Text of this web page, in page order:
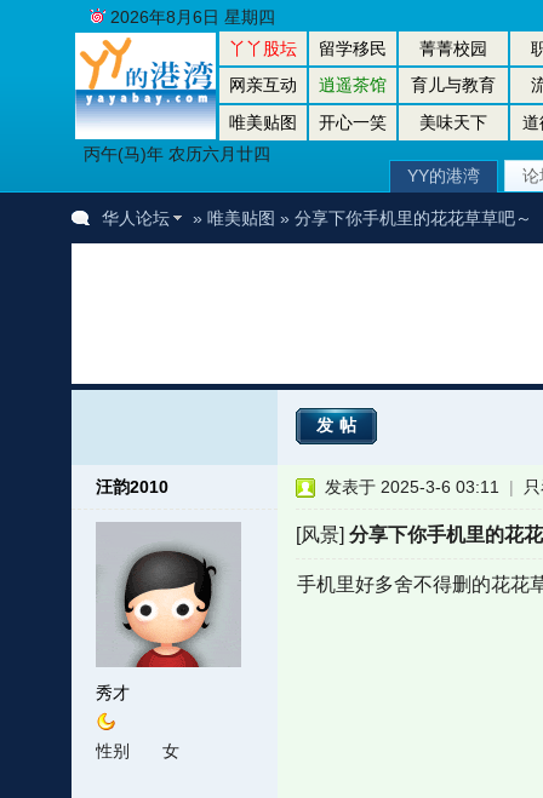
丫丫股坛 留学移民 菁菁校园
网亲互动
逍遥茶馆 育儿与教育
唯美贴图
开心一笑 美味天下
道
丙午(马)年 农历六月廿四
2026年8月6日 星期四
YY的港湾 论
华人论坛 » 唯美贴图 » 分享下你手机里的花花草草吧～
发帖
汪韵2010
秀才
性别 女
发表于 2025-3-6 03:11 |
[风景]分享下你手机里的花
手机里好多舍不得删的花花